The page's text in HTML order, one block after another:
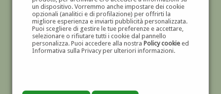
un dispositivo. Vorremmo anche impostare dei cookie
opzionali (analitici e di profilazione) per offrirti la
migliore esperienza e inviarti pubblicità personalizzata.
Puoi scegliere di gestire le tue preferenze e accettare,
selezionare o rifiutare tutti i cookie dal pannello
personalizza. Puoi accedere alla nostra Policy cookieed
Informativa sulla Privacy per ulteriori informazioni.